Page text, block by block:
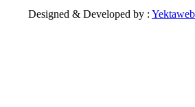
Designed & Developed by :